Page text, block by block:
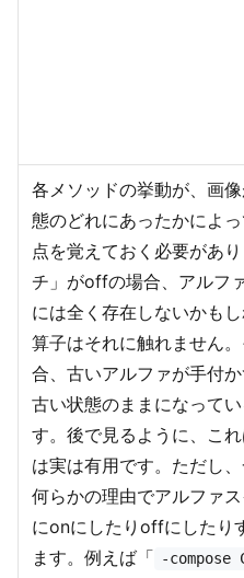
各メソッドの挙動が、画
態のどれにあったかによ
点を覚えておく必要があ
チ」がoffの場合、アルフ
には全く存在しないかも
算子はそれに触れません
合、古いアルファが手付か
古い状態のままになって
す。後で見るように、こ
は実は有用です。ただし
何らかの理由でアルファ
にonにしたりoffにしたり
ます。例えば「 -compose